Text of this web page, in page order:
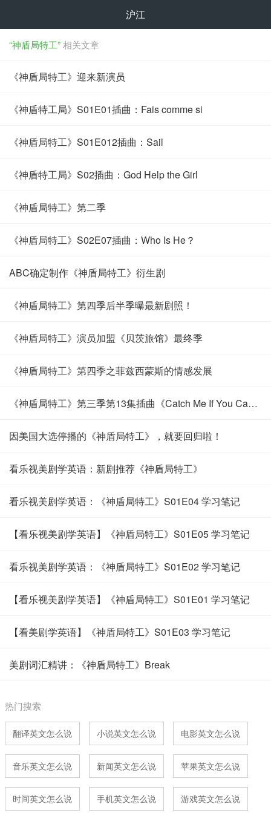
沪江
“神盾局特工”相关文章
《神盾局特工》迎来新演员
《神盾特工局》S01E01插曲：Fais comme si
《神盾局特工》S01E012插曲：Sail
《神盾特工局》S02插曲：God Help the Girl
《神盾局特工》第二季
《神盾局特工》S02E07插曲：Who Is He？
ABC确定制作《神盾局特工》衍生剧
《神盾局特工》第四季后半季曝最新剧照！
《神盾局特工》演员加盟《贝茨旅馆》最终季
《神盾局特工》第四季之菲兹西蒙斯的情感发展
《神盾局特工》第三季第13集插曲《Catch Me If You Can》
因美国大选停播的《神盾局特工》，就要回归啦！
看乐视美剧学英语：新剧推荐《神盾局特工》
看乐视美剧学英语：《神盾局特工》S01E04 学习笔记
【看乐视美剧学英语】《神盾局特工》S01E05 学习笔记
看乐视美剧学英语：《神盾局特工》S01E02 学习笔记
【看乐视美剧学英语】《神盾局特工》S01E01 学习笔记
【看美剧学英语】《神盾局特工》S01E03 学习笔记
美剧词汇精讲：《神盾局特工》Break
热门搜索
翻译英文怎么说 小说英文怎么说 电影英文怎么说
音乐英文怎么说 新闻英文怎么说 苹果英文怎么说
时间英文怎么说 手机英文怎么说 游戏英文怎么说